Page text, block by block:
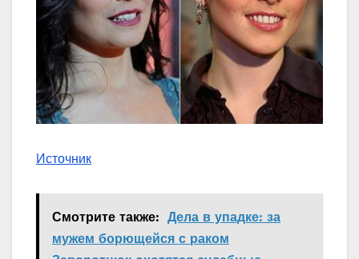
Источник
Смотрите также: Дела в упадке: за
мужем борющейся с раком